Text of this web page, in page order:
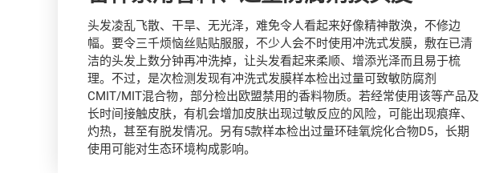
头发凌乱飞散、干旱、无光泽，难免令人看起来好像精神散涣，不修边
幅。要令三千烦恼丝贴贴服服，不少人会不时使用冲洗式发膜，敷在已清
洁的头发上数分钟再冲洗掉，让头发看起来柔顺、增添光泽而且易于梳
理。不过，是次检测发现有冲洗式发膜样本检出过量可致敏防腐剂
CMIT/MIT混合物，部分检出欧盟禁用的香料物质。若经常使用该等产品及
长时间接触皮肤，有机会增加皮肤出现过敏反应的风险，可能出现痕痒、
灼热，甚至有脱发情况。另有5款样本检出过量环硅氧烷化合物D5，长期
使用可能对生态环境构成影响。